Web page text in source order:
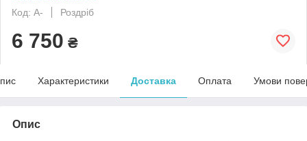
Код: А-
Роздріб
6 750 ₴
Характеристики Доставка Оплата Умови
Опис